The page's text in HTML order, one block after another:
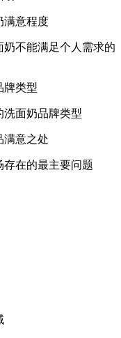
满意程度
奶不能满足个人需求的
牌类型
洗面奶品牌类型
满意之处
存在的最主要问题